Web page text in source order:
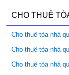
CHO THUÊ
Cho thuê tòa nhà
Cho thuê tòa nhà
Cho thuê tòa nhà